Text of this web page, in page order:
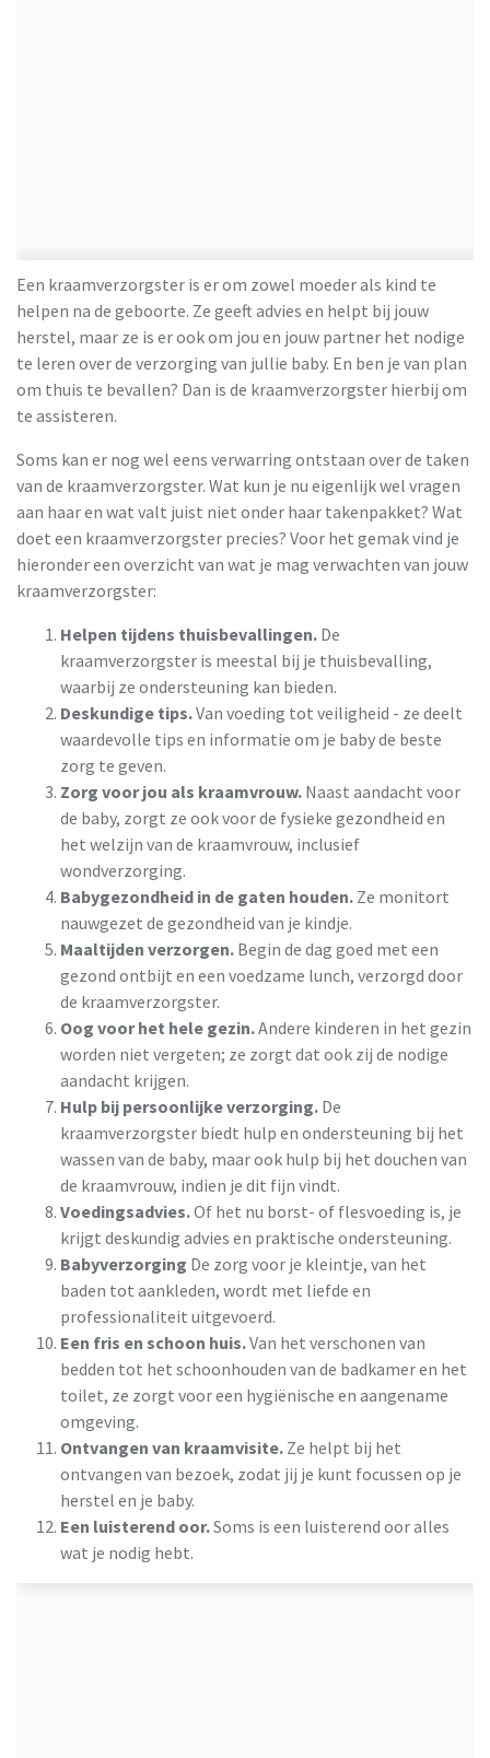
Een kraamverzorgster is er om zowel moeder als kind te
helpen na de geboorte. Ze geeft advies en helpt bij jouw
herstel, maar ze is er ook om jou en jouw partner het nodige
te leren over de verzorging van jullie baby. En ben je van plan
om thuis te bevallen? Dan is de kraamverzorgster hierbij om
te assisteren.
Soms kan er nog wel eens verwarring ontstaan over de taken
van de kraamverzorgster. Wat kun je nu eigenlijk wel vragen
aan haar en wat valt juist niet onder haar takenpakket? Wat
doet een kraamverzorgster precies? Voor het gemak vind je
hieronder een overzicht van wat je mag verwachten van jouw
kraamverzorgster:
Helpen tijdens thuisbevallingen. De
kraamverzorgster is meestal bij je thuisbevalling,
waarbij ze ondersteuning kan bieden.
Deskundige tips.Van voeding tot veiligheid - ze deelt
waardevolle tips en informatie om je baby de beste
zorg te geven.
Zorg voor jou als kraamvrouw. Naast aandacht voor
de baby, zorgt ze ook voor de fysieke gezondheid en
het welzijn van de kraamvrouw, inclusief
wondverzorging.
Babygezondheid in de gaten houden. Ze monitort
nauwgezet de gezondheid van je kindje.
Maaltijden verzorgen. Begin de dag goed met een
gezond ontbijt en een voedzame lunch, verzorgd door
de kraamverzorgster.
Oog voor het hele gezin.Andere kinderen in het gezin
worden niet vergeten; ze zorgt dat ook zij de nodige
aandacht krijgen.
Hulp bij persoonlijke verzorging. De
kraamverzorgster biedt hulp en ondersteuning bij het
wassen van de baby, maar ook hulp bij het douchen van
de kraamvrouw, indien je dit fijn vindt.
Voedingsadvies.Of het nu borst- of flesvoeding is, je
krijgt deskundig advies en praktische ondersteuning.
Babyverzorging De zorg voor je kleintje, van het
baden tot aankleden, wordt met liefde en
professionaliteit uitgevoerd.
Een fris en schoon huis.Van het verschonen van
bedden tot het schoonhouden van de badkamer en het
toilet, ze zorgt voor een hygiënische en aangename
omgeving.
Ontvangen van kraamvisite. Ze helpt bij het
ontvangen van bezoek, zodat jij je kunt focussen op je
herstel en je baby.
Een luisterend oor.Soms is een luisterend oor alles
wat je nodig hebt.